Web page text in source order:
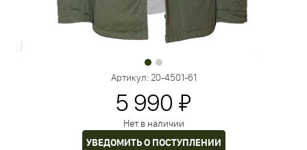
Артикул: 20-4501-61
5 990 ₽
Нет в наличии
УВЕДОМИТЬ О ПОСТУПЛЕНИИ